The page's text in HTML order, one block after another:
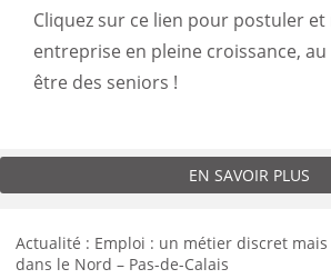
Cliquez sur ce lien pour postuler et
entreprise en pleine croissance,
être des seniors !
EN SAVOIR PLUS
Actualité : Emploi : un métier discret
dans le Nord – Pas-de-Calais